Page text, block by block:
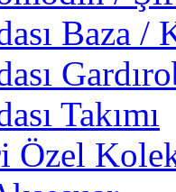
Baza /
Takımı
Özel